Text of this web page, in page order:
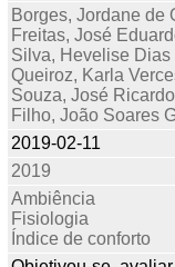
Borges, Jordane de
Freitas, José
Silva, Hevelise Dias
Queiroz, Karla
Souza, José
Filho, João Soares
2019-02-11
2019
Ambiência
Fisiologia
Índice de conforto